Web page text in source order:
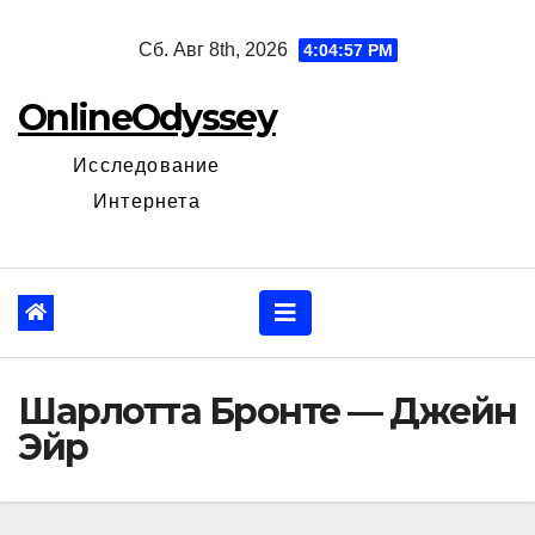
Сб. Авг 8th, 2026 4:04:58 PM
OnlineOdyssey
Исследование
Интернета
Шарлотта Бронте — Джейн
Эйр